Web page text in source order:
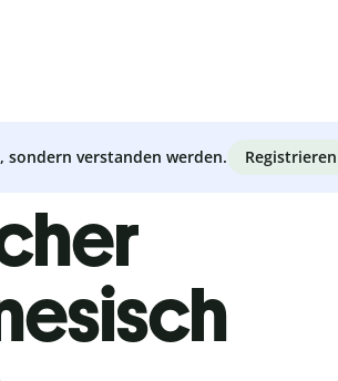
verstanden werden. Registrieren